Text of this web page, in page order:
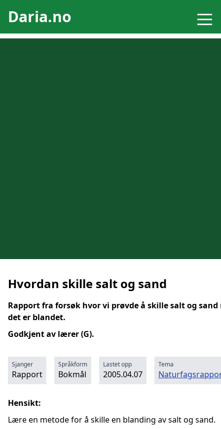
Daria.no
Hvordan skille salt og sand
Rapport fra forsøk hvor vi prøvde å skille salt og sand
det er blandet.
Godkjent av lærer (G).
Sjanger
Rapport
Språkform
Bokmål
Lastet opp
2005.04.07
Tema
Hensikt:
Lære en metode for å skille en blanding av salt og sand.